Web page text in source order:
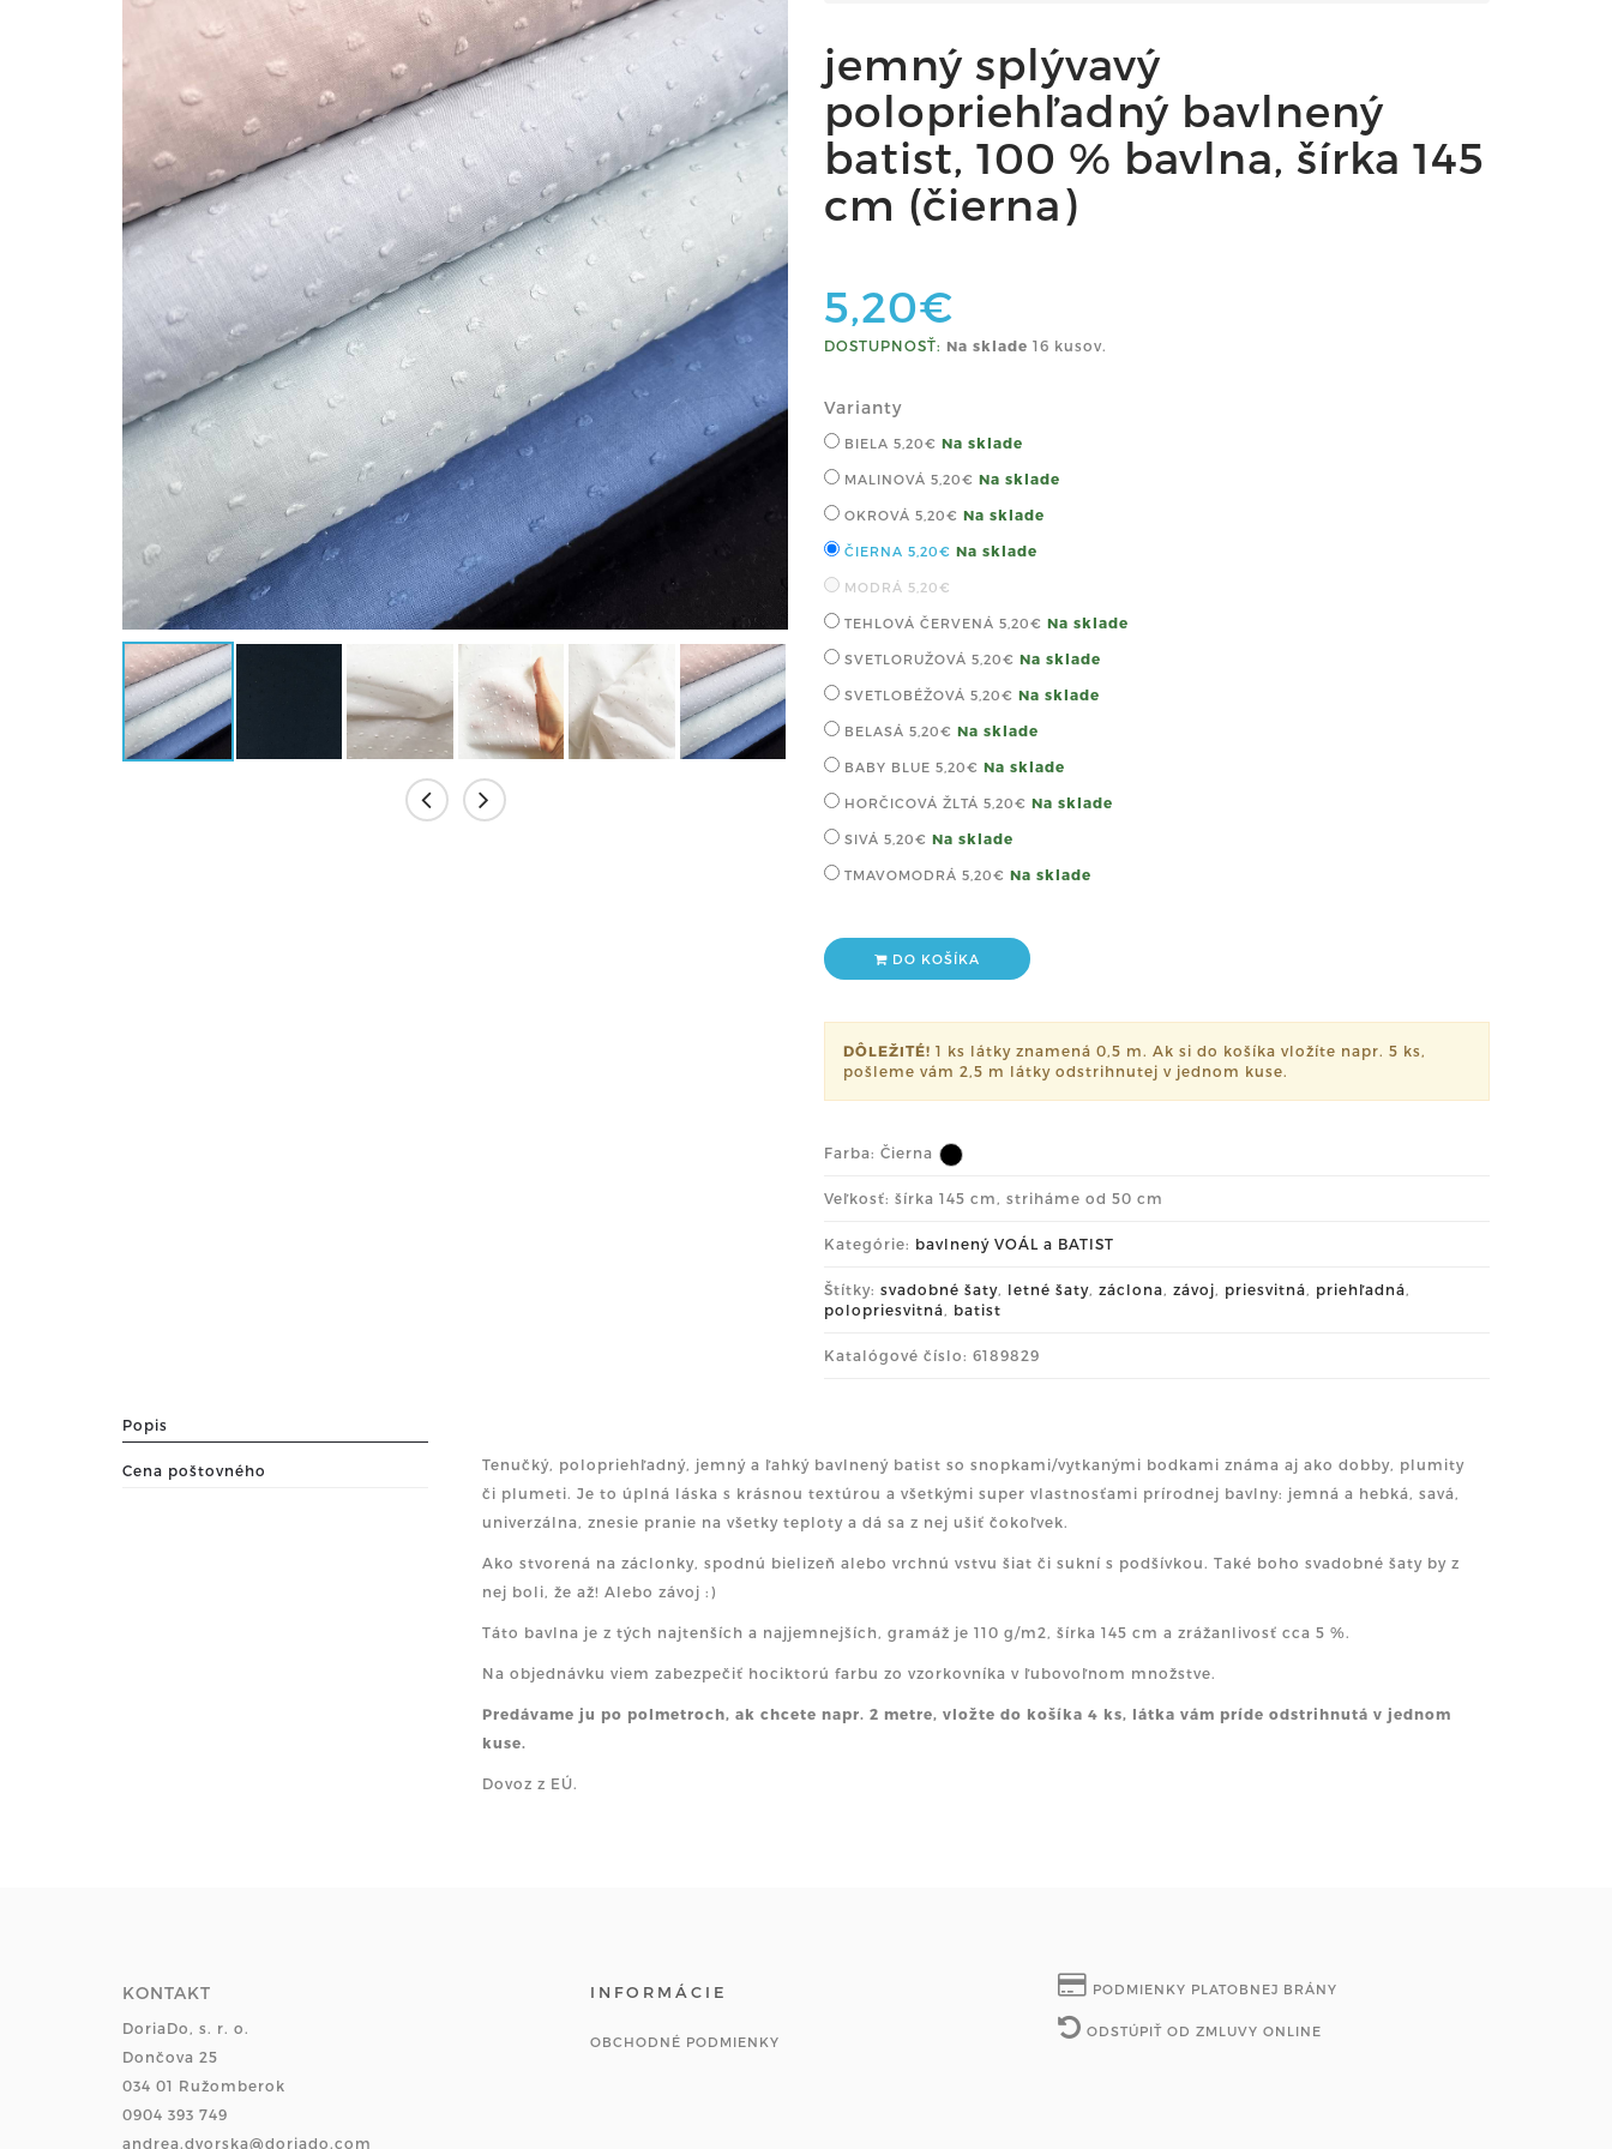
jemný splývavý
polopriehľadný bavlnený
batist, 100 % bavlna, šírka 145
cm (čierna)
5,20€
DOSTUPNOSŤ: Na sklade 16 kusov.
Varianty
BIELA 5,20€ Na sklade
MALINOVÁ 5,20€ Na sklade
OKROVÁ 5,20€ Na sklade
ČIERNA 5,20€ Na sklade
MODRÁ 5,20€
TEHLOVÁ ČERVENÁ 5,20€ Na sklade
SVETLORUŽOVÁ 5,20€ Na sklade
SVETLOBÉŽOVÁ 5,20€ Na sklade
BELASÁ 5,20€ Na sklade
BABY BLUE 5,20€ Na sklade
HORČICOVÁ ŽLTÁ 5,20€ Na sklade
SIVÁ 5,20€ Na sklade
TMAVOMODRÁ 5,20€ Na sklade
DO KOŠÍKA
DÔLEŽITÉ! 1 ks látky znamená 0,5 m. Ak si do košíka vložíte napr. 5 ks,
pošleme vám 2,5 m látky odstrihnutej v jednom kuse.
Farba: Čierna
Veľkosť: šírka 145 cm, striháme od 50 cm
Kategórie: bavlnený VOÁL a BATIST
Štítky: svadobné šaty, letné šaty, záclona, závoj, priesvitná, priehľadná,
polopriesvitná, batist
Katalógové číslo: 6189829
Popis
Cena poštovného
Tenučký, polopriehľadný, jemný a ľahký bavlnený batist so snopkami/vytkanými bodkami známa aj ako dobby, plumity
či plumeti. Je to úplná láska s krásnou textúrou a všetkými super vlastnosťami prírodnej bavlny: jemná a hebká, savá,
univerzálna, znesie pranie na všetky teploty a dá sa z nej ušiť čokoľvek.
Ako stvorená na záclonky, spodnú bielizeň alebo vrchnú vstvu šiat či sukní s podšívkou. Také boho svadobné šaty by z
nej boli, že až! Alebo závoj :)
Táto bavlna je z tých najtenších a najjemnejších, gramáž je 110 g/m2, šírka 145 cm a zrážanlivosť cca 5 %.
Na objednávku viem zabezpečiť hociktorú farbu zo vzorkovníka v ľubovoľnom množstve.
Predávame ju po polmetroch, ak chcete napr. 2 metre, vložte do košíka 4 ks, látka vám príde odstrihnutá v jednom
kuse.
Dovoz z EÚ.
KONTAKT
DoriaDo, s. r. o.
Dončova 25
034 01 Ružomberok
0904 393 749
andrea.dvorska@doriado.com
INFORMÁCIE
OBCHODNÉ PODMIENKY
PODMIENKY PLATOBNEJ BRÁNY
ODSTÚPIŤ OD ZMLUVY ONLINE